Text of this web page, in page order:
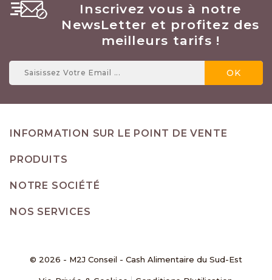
Inscrivez vous à notre
NewsLetter et profitez des
meilleurs tarifs !
INFORMATION SUR LE POINT DE VENTE
PRODUITS
NOTRE SOCIÉTÉ
NOS SERVICES
© 2026 - M2J Conseil - Cash Alimentaire du Sud-Est